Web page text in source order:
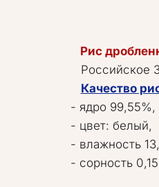
Рис
Качество
- ядро 99,55%,
- цвет: белый,
- влажность
- сорность